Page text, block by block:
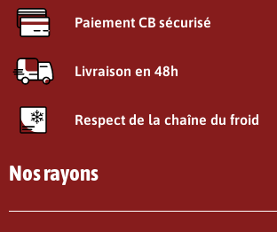
Paiement CB sécurisé
Livraison en 48h
Respect de la chaîne du froid
Nos rayons